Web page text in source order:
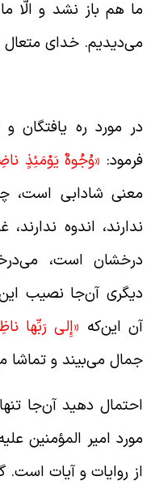
هم باز نشد و الّا ما
خدای متعال
مورد ره یافتگان و
«وُجُوهٌ يَوْمَئِذٍ
شادابی است،
اندوه ندارند،
است،
آن‌جا نصیب
این‌که«إِلى‏ رَبِّها
می‌بیند و تماشا
دهید آن‌جا
امیر المؤمنین
روایات و آیات است.